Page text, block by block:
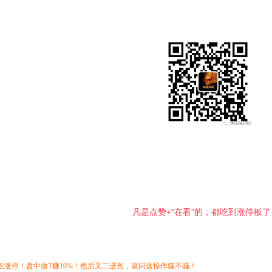
凡是点赞+“在看”的，都吃到涨停板了
涨停！盘中做T赚10%！然后又二进宫，就问这操作骚不骚！